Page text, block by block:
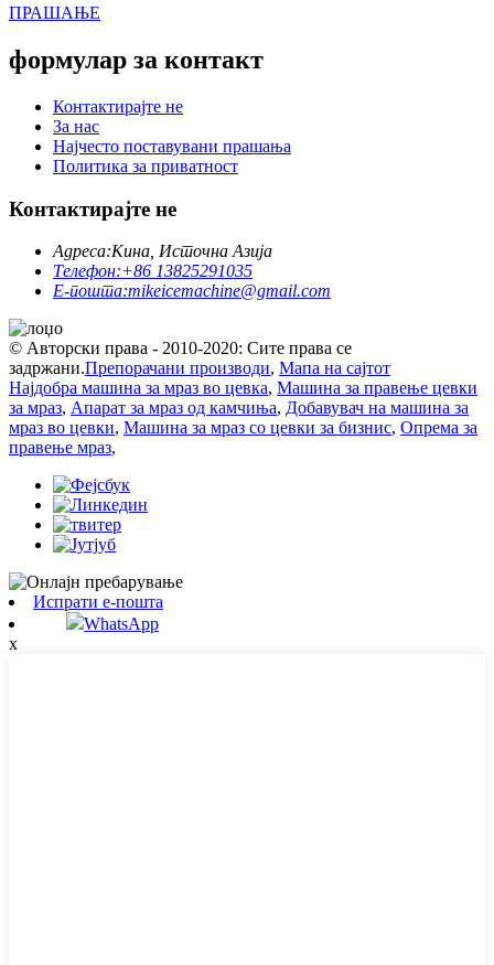
ПРАШАЊЕ
формулар за контакт
Контактирајте не
За нас
Најчесто поставувани прашања
Политика за приватност
Контактирајте не
Адреса:Кина, Источна Азија
Телефон:+86 13825291035
Е-пошта:mikeicemachine@gmail.com
© Авторски права - 2010-2020: Сите права се
задржани.Препорачани производи, Мапа на сајтот
Најдобра машина за мраз во цевка, Машина за правење цевки
за мраз, Апарат за мраз од камчиња, Добавувач на машина за
мраз во цевки, Машина за мраз со цевки за бизнис, Опрема за
правење мраз,
Испрати е-пошта
WhatsApp
x